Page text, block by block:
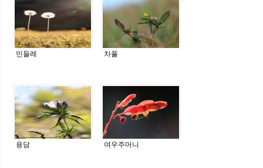
민들레 차풀
용담 여우주머니